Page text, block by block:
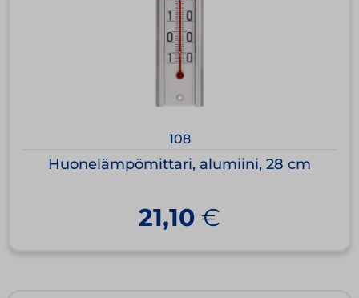
108
Huonelämpömittari, alumiini, 28 cm
21,10 €